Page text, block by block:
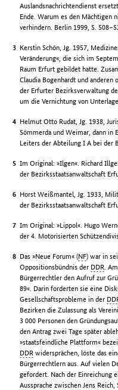
Auslandsnachrichtendienst
Ende. Warum es den Mächtigen
verhindern. Berlin 1999, S.
Kerstin Schön, Jg. 1957,
Veränderung«, die sich im
Raum Erfurt gebildet hatte.
Claudia Bogenhardt und
der Erfurter Bezirksverwaltung
um die Vernichtung von
Helmut Otto Rudat, Jg. 1938,
Sömmerda und Weimar, dann in
Leiters der Abteilung I A bei der
Im Original: »Ilgen«. Richard
der Bezirksstaatsanwaltschaft
Horst Weißmantel, Jg. 1933,
der Bezirksstaatsanwaltschaft
Im Original: »Lippol«. Hugo
der 4. Motorisierten
Das »Neue Forum« (NF) war in
Oppositionsbündnis der DDR .
Bürgerrechtler den Aufruf zur
89«. Darin forderten sie eine
Gesellschaftsprobleme in der
Bezirken die Zulassung als
3 000 Personen den
den Antrag zwei Tage später
»staatsfeindliche Plattform«
DDR widersprächen, löste das
Bürgerrechtlern aus. Auf vielen
gefordert. Nach der Einreichung
Aussprache zwischen Jens